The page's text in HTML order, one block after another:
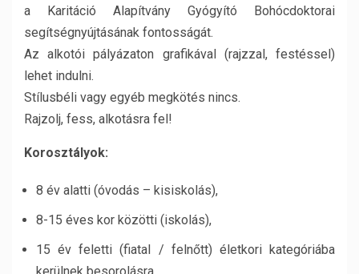
a Karitáció Alapítvány Gyógyító Bohócdoktorai
segítségnyújtásának fontosságát.
Az alkotói pályázaton grafikával (rajzzal, festéssel)
lehet indulni.
Stílusbéli vagy egyéb megkötés nincs.
Rajzolj, fess, alkotásra fel!
Korosztályok:
8 év alatti (óvodás – kisiskolás),
8-15 éves kor közötti (iskolás),
15 év feletti (fiatal / felnőtt) életkori kategóriába